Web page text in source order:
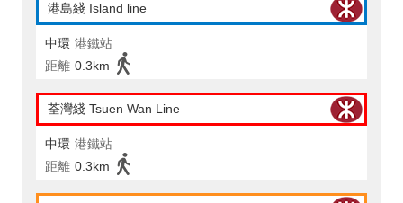
港島綫 Island line
中環 港鐵站
距離 0.3km
荃灣綫 Tsuen Wan Line
中環 港鐵站
距離 0.3km